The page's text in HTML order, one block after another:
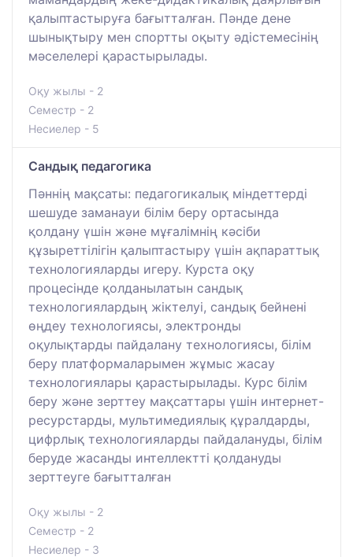
қалыптастыруға бағытталған. Пәнде дене
шынықтыру мен спортты оқыту әдістемесінің
мәселелері қарастырылады.
Оқу жылы - 2
Семестр - 2
Несиелер - 5
Сандық педагогика
Пәннің мақсаты: педагогикалық міндеттерді
шешуде заманауи білім беру ортасында
қолдану үшін және мұғалімнің кәсіби
құзыреттілігін қалыптастыру үшін ақпараттық
технологияларды игеру. Курста оқу
процесінде қолданылатын сандық
технологиялардың жіктелуі, сандық бейнені
өңдеу технологиясы, электронды
оқулықтарды пайдалану технологиясы, білім
беру платформаларымен жұмыс жасау
технологиялары қарастырылады. Курс білім
беру және зерттеу мақсаттары үшін интернет-
ресурстарды, мультимедиялық құралдарды,
цифрлық технологияларды пайдалануды, білім
беруде жасанды интеллектті қолдануды
зерттеуге бағытталған
Оқу жылы - 2
Семестр - 2
Несиелер - 3